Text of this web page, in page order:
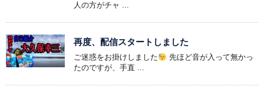
人の方がチャ ...
再度、配信スタートしました
ご迷惑をお掛けしました
先ほど音が入って無かっ
たのですが、手直 ...